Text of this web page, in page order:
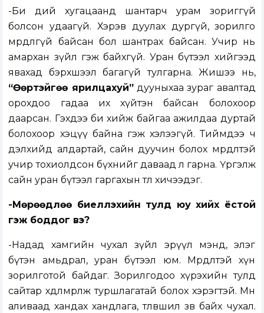
-Би өдий хугацаанд шантарч урам зориггүй
болсон удаагүй. Хэрэв дуулах дургүй, зорилго
мөрөөдөлгүй байсан бол шантрах байсан. Учир нь
амархан зүйл гэж байхгүй. Уран бүтээл хийгээд
явахад бэрхшээл багагүй тулгарна. Жишээ нь,
“Өөртэйгөө ярилцахуй”дууныхаа зураг авалтад
орохдоо гадаа их хүйтэн байсан болохоор
даарсан. Гэхдээ би хийж байгаа ажилдаа дуртай
болохоор хэцүү байна гэж хэлээгүй. Тиймдээ ч
дэлхийд алдартай, сайн дуучин болох мөрөөдөлтэй
учир тохиолдсон бүхнийг даваад л гарна. Үргэлж
сайн уран бүтээл гаргахын төлөө хичээдэг.
-Мөрөөдлөө биелүүлэхийн тулд юу хийх ёстой
гэж боддог вэ?
-Надад хамгийн чухал зүйл эрүүл мэнд, элэг
бүтэн амьдрал, уран бүтээл юм. Мө­рөө­дөлтэй хүн
зорилготой байдаг. Зорилгодоо хүрэхийн тулд
сайтар хөдөлмөрлөж туршлагатай болох хэрэгтэй. Мөн
аливаад хан­дах хандлага, төлөвшил зөв байх чухал.